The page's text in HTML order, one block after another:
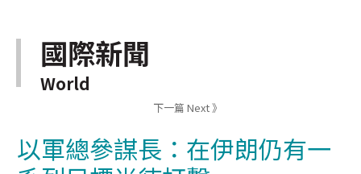
國際新聞
World
下一篇 Next 》
以軍總參謀長：在伊朗仍有一